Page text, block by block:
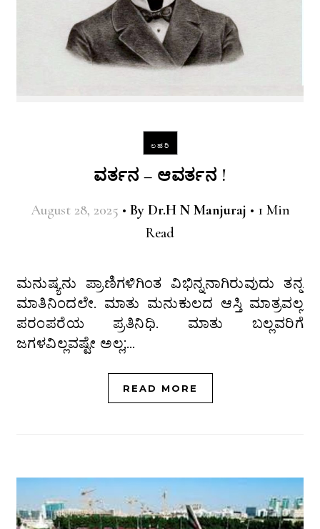
ಲಹರಿ
ವರ್ತನ – ಆವರ್ತನ !
August 28, 2025 • By Dr.H N Manjuraj • 1 Min
Read
ಮನುಷ್ಯನು ಪ್ರಾಣಿಗಳಿಗಿಂತ ವಿಭಿನ್ನನಾಗಿರುವುದು ತನ್ನ
ಮಾತಿನಿಂದಲೇ. ಮಾತು ಮನುಕುಲದ ಆಸ್ತಿ ಮಾತ್ರವಲ್ಲ
ಪರಂಪರೆಯ ಪ್ರತಿನಿಧಿ. ಮಾತು ಬಲ್ಲವರಿಗೆ
ಜಗಳವಿಲ್ಲವಷ್ಟೇ ಅಲ್ಲ;…
READ MORE